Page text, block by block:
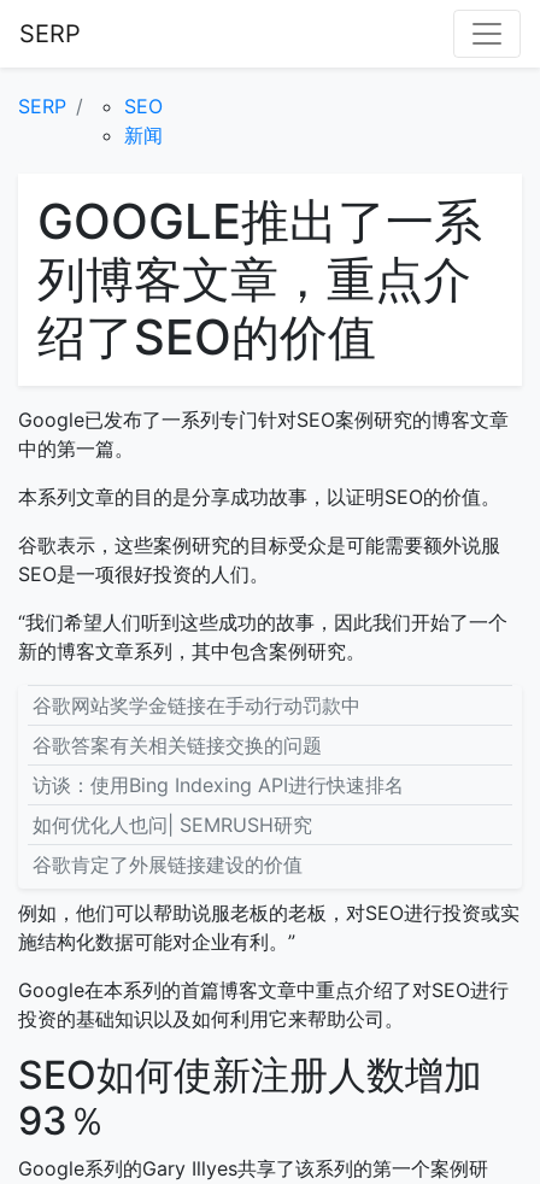
SERP
SERP
SEO
新闻
GOOGLE推出了一系
列博客文章，重点介
绍了SEO的价值
Google已发布了一系列专门针对SEO案例研究的博客文章
中的第一篇。
本系列文章的目的是分享成功故事，以证明SEO的价值。
谷歌表示，这些案例研究的目标受众是可能需要额外说服
SEO是一项很好投资的人们。
“我们希望人们听到这些成功的故事，因此我们开始了一个
新的博客文章系列，其中包含案例研究。
谷歌网站奖学金链接在手动行动罚款中
谷歌答案有关相关链接交换的问题
访谈：使用Bing Indexing API进行快速排名
如何优化人也问| SEMRUSH研究
谷歌肯定了外展链接建设的价值
例如，他们可以帮助说服老板的老板，对SEO进行投资或实
施结构化数据可能对企业有利。”
Google在本系列的首篇博客文章中重点介绍了对SEO进行
投资的基础知识以及如何利用它来帮助公司。
SEO如何使新注册人数增加
93％
Google系列的Gary Illyes共享了该系列的第一个案例研